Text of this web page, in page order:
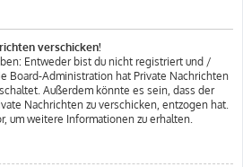
verschicken!
Entweder bist du nicht registriert und /
Board-Administration hat Private Nachrichten
Außerdem könnte es sein, dass der
Nachrichten zu verschicken, entzogen hat.
um weitere Informationen zu erhalten.